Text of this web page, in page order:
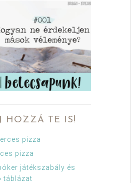
HOZZÁ TE IS!
pizza
pizza
játékszabály és
táblázat